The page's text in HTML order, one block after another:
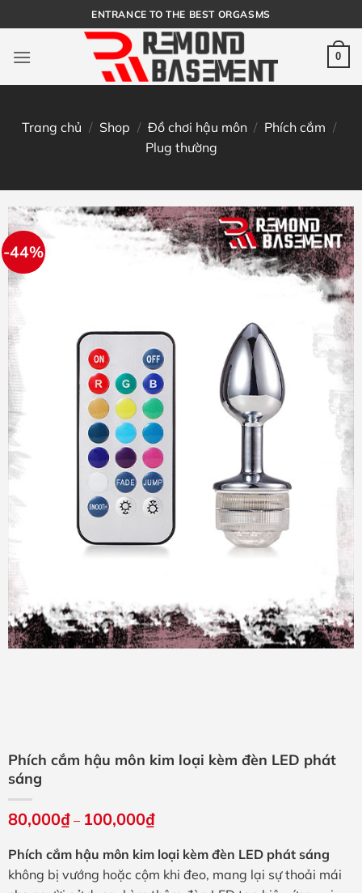
qua
nội
ENTRANCE TO THE BEST ORGASMS
0
Trang chủ / Shop / Đồ chơi hậu môn / Phích cắm /
Plug thường
-44%
Phích cắm hậu môn kim loại kèm đèn LED phát
sáng
80,000₫ – 100,000₫Khoảng
giá:
80,000₫
đến
100,000₫
Phích cắm hậu môn kim loại kèm đèn LED phát sáng
không bị vướng hoặc cộm khi đeo, mang lại sự thoải mái